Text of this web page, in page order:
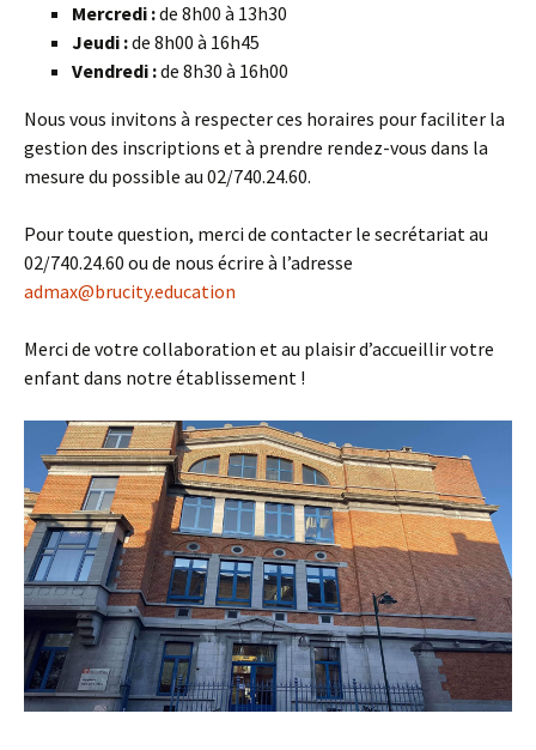
Mercredi :de 8h00 à 13h30
Jeudi :de 8h00 à 16h45
Vendredi :de 8h30 à 16h00
Nous vous invitons à respecter ces horaires pour faciliter la
gestion des inscriptions et à prendre rendez-vous dans la
mesure du possible au 02/740.24.60.
Pour toute question, merci de contacter le secrétariat au
02/740.24.60 ou de nous écrire à l’adresse
admax@brucity.education
Merci de votre collaboration et au plaisir d’accueillir votre
enfant dans notre établissement !